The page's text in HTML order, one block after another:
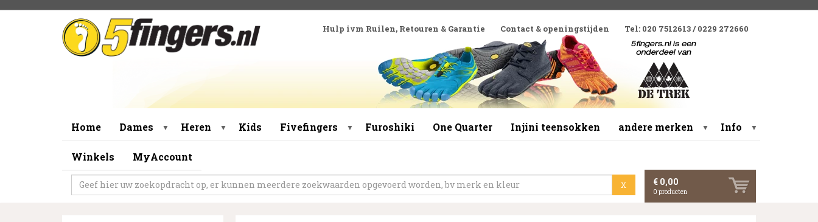
Hulp ivm Ruilen, Retouren & Garantie Contact & openingstijden Tel: 020 7512613 / 0229 272660
Home Dames ▼ Heren ▼ Kids Fivefingers ▼ Furoshiki One Quarter Injini teensokken andere merken ▼ Info ▼
Winkels MyAccount
X € 0,00
0 producten